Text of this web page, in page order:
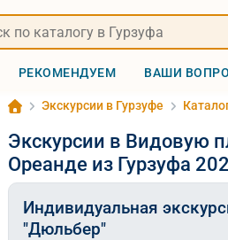
РЕКОМЕНДУЕМ ВАШИ
Экскурсии в Гурзуфе
Экскурсии в Видовую
Ореанде из Гурзуфа
Индивидуальная
"Дюльбер"